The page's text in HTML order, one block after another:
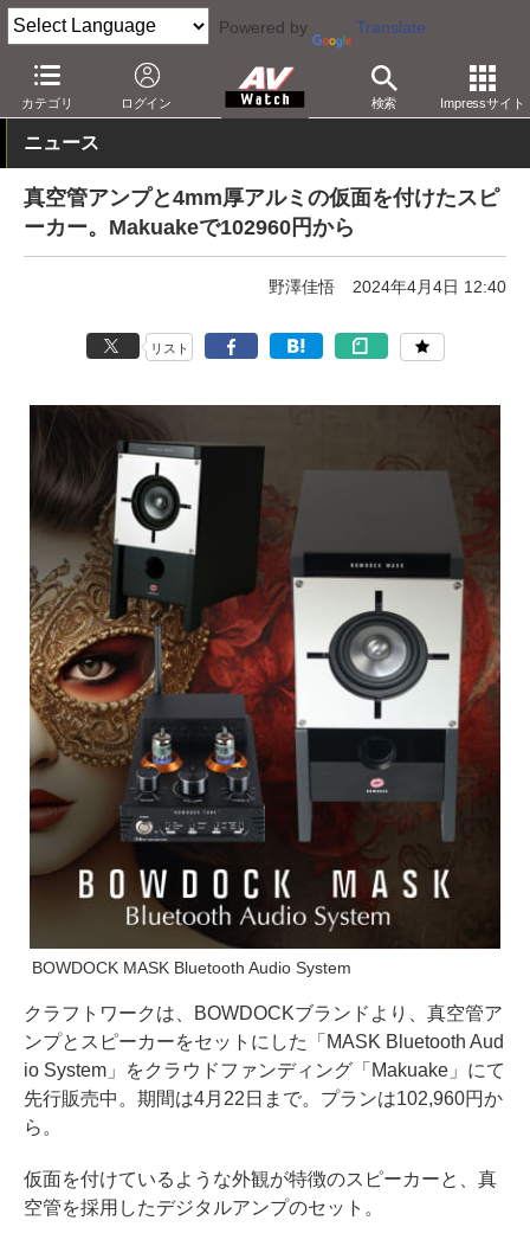
Powered by Translate
カテゴリ ログイン 検索 Impressサイト
AV Watch 製品 オーディオスピーカー
ニュース
真空管アンプと4mm厚アルミの仮面を付けたスピ
ーカー。Makuakeで102960円から
野澤佳悟 2024年4月4日 12:40
リスト
BOWDOCK MASK Bluetooth Audio System
クラフトワークは、BOWDOCKブランドより、真空管ア
ンプとスピーカーをセットにした「MASK Bluetooth Aud
io System」をクラウドファンディング「Makuake」にて
先行販売中。期間は4月22日まで。プランは102,960円か
ら。
仮面を付けているような外観が特徴のスピーカーと、真
空管を採用したデジタルアンプのセット。